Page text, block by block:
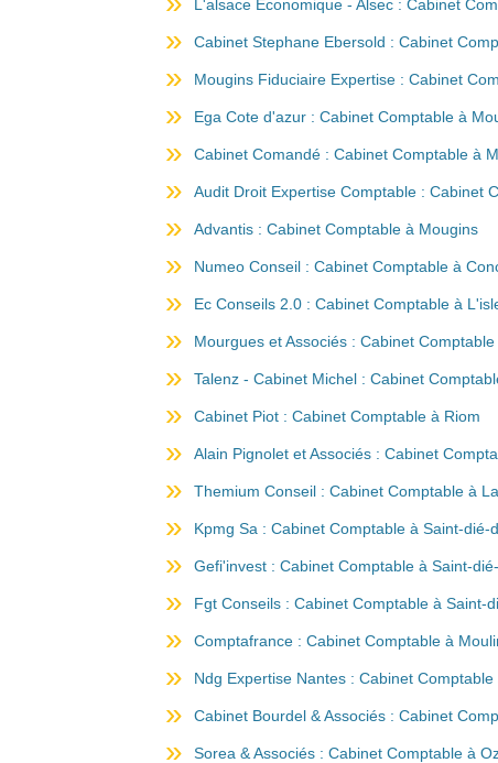
L'alsace Economique - Alsec : Cabinet
Cabinet Stephane Ebersold : Cabinet
Mougins Fiduciaire Expertise : Cabinet
Ega Cote d'azur : Cabinet Comptable à
Cabinet Comandé : Cabinet Comptable à
Audit Droit Expertise Comptable : Cabinet
Advantis : Cabinet Comptable à Mougins
Numeo Conseil : Cabinet Comptable à
Ec Conseils 2.0 : Cabinet Comptable à
Mourgues et Associés : Cabinet
Talenz - Cabinet Michel : Cabinet
Cabinet Piot : Cabinet Comptable à Riom
Alain Pignolet et Associés : Cabinet
Themium Conseil : Cabinet Comptable à
Kpmg Sa : Cabinet Comptable à Saint-dié-
Gefi'invest : Cabinet Comptable à Saint-
Fgt Conseils : Cabinet Comptable à Saint-
Comptafrance : Cabinet Comptable à
Ndg Expertise Nantes : Cabinet
Cabinet Bourdel & Associés : Cabinet
Sorea & Associés : Cabinet Comptable à